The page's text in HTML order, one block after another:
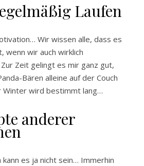
Laufen
Wir wissen alle, dass es
wenn wir auch wirklich
Zeit gelingt es mir ganz gut,
Bären alleine auf der Couch
Winter wird bestimmt lang…
anderer
kann es ja nicht sein… Immerhin